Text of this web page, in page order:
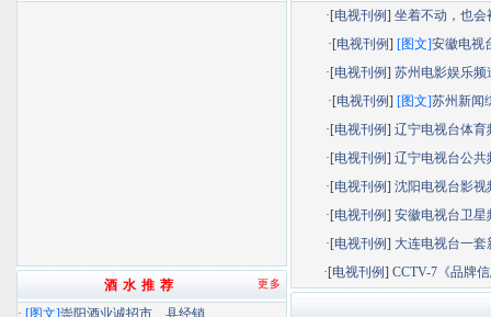
·[电视刊例]坐着不动，也会
·[电视刊例] [图文]安徽电视
·[电视刊例]苏州电影娱乐频
·[电视刊例] [图文]苏州新闻
·[电视刊例]辽宁电视台体育
·[电视刊例]辽宁电视台公共
·[电视刊例]沈阳电视台影视
·[电视刊例]安徽电视台卫星
·[电视刊例] 大连电视台一套
·[电视刊例] CCTV-7《品牌
更多
酒 水 推 荐
· [图文]崇阳酒业诚招市、县经销